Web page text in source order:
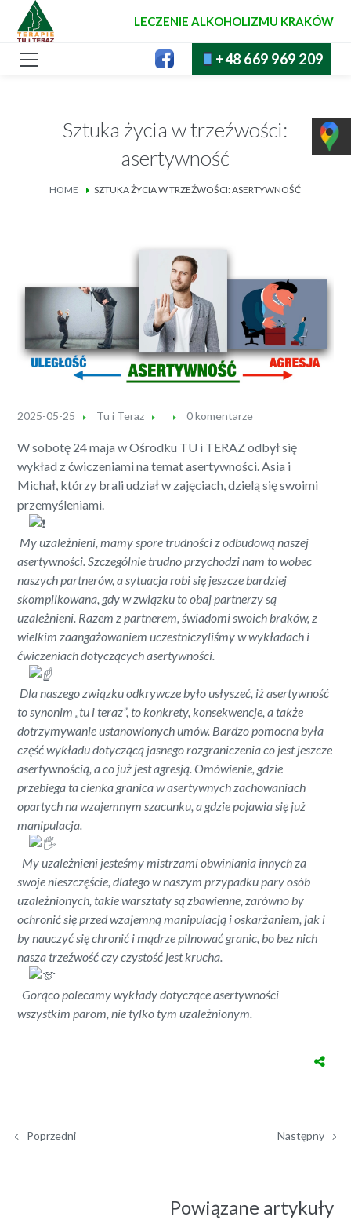
LECZENIE ALKOHOLIZMU KRAKÓW
+48 669 969 209
Sztuka życia w trzeźwości:
asertywność
HOME SZTUKA ŻYCIA W TRZEŹWOŚCI: ASERTYWNOŚĆ
2025-05-25 Tu i Teraz 0 komentarze
W sobotę 24 maja w Ośrodku TU i TERAZ odbył się
wykład z ćwiczeniami na temat asertywności. Asia i
Michał, którzy brali udział w zajęciach, dzielą się swoimi
przemyśleniami.
My uzależnieni, mamy spore trudności z odbudową naszej
asertywności. Szczególnie trudno przychodzi nam to wobec
naszych partnerów, a sytuacja robi się jeszcze bardziej
skomplikowana, gdy w związku to obaj partnerzy są
uzależnieni. Razem z partnerem, świadomi swoich braków, z
wielkim zaangażowaniem uczestniczyliśmy w wykładach i
ćwiczeniach dotyczących asertywności.
Dla naszego związku odkrywcze było usłyszeć, iż asertywność
to synonim „tu i teraz”, to konkrety, konsekwencje, a także
dotrzymywanie ustanowionych umów. Bardzo pomocna była
część wykładu dotyczącą jasnego rozgraniczenia co jest jeszcze
asertywnością, a co już jest agresją. Omówienie, gdzie
przebiega ta cienka granica w asertywnych zachowaniach
opartych na wzajemnym szacunku, a gdzie pojawia się już
manipulacja.
My uzależnieni jesteśmy mistrzami obwiniania innych za
swoje nieszczęście, dlatego w naszym przypadku pary osób
uzależnionych, takie warsztaty są zbawienne, zarówno by
ochronić się przed wzajemną manipulacją i oskarżaniem, jak i
by nauczyć się chronić i mądrze pilnować granic, bo bez nich
nasza trzeźwość czy czystość jest krucha.
Gorąco polecamy wykłady dotyczące asertywności
wszystkim parom, nie tylko tym uzależnionym.
Poprzedni Następny
Powiązane artykuły